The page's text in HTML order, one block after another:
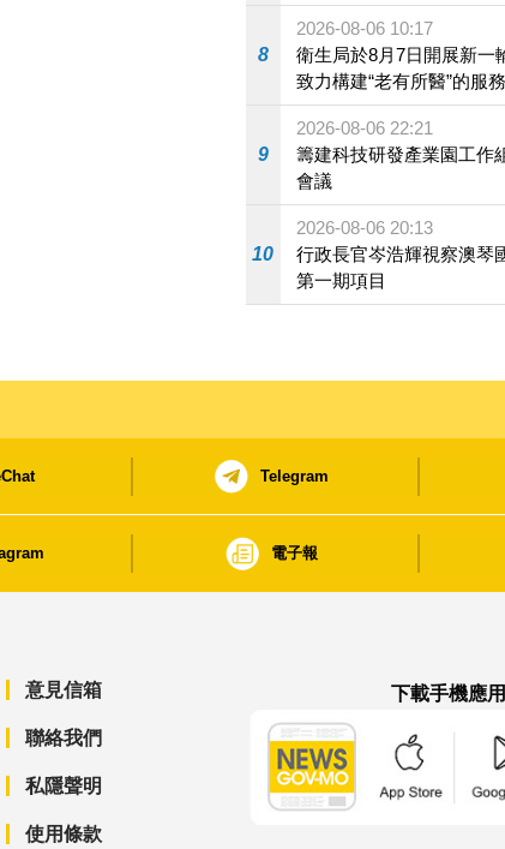
8
2026-08-06 10:17
衛生局於8月7日開展新一
致力構建“老有所醫”的服
9
2026-08-06 22:21
籌建科技研發產業園工作
會議
10
2026-08-06 20:13
行政長官岑浩輝視察澳琴
第一期項目
Telegram
電子報
意見信箱
聯絡我們
私隱聲明
使用條款
下載手機應